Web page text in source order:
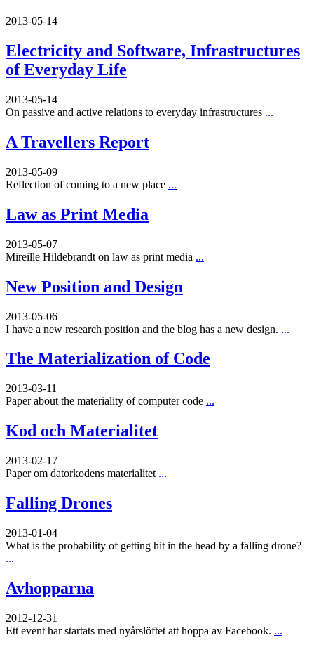
2013-05-14
Electricity and Software, Infrastructures
of Everyday Life
2013-05-14
On passive and active relations to everyday infrastructures ...
A Travellers Report
2013-05-09
Reflection of coming to a new place ...
Law as Print Media
2013-05-07
Mireille Hildebrandt on law as print media ...
New Position and Design
2013-05-06
I have a new research position and the blog has a new design. ...
The Materialization of Code
2013-03-11
Paper about the materiality of computer code ...
Kod och Materialitet
2013-02-17
Paper om datorkodens materialitet ...
Falling Drones
2013-01-04
What is the probability of getting hit in the head by a falling drone?
...
Avhopparna
2012-12-31
Ett event har startats med nyårslöftet att hoppa av Facebook. ...